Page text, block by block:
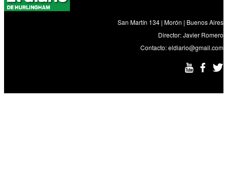
San Martín 134 | Morón | Buenos Aires
Director: Javier Romero
Contacto:eldiario@gmail.com